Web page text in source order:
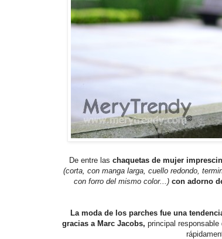
De entre las chaquetas de mujer
(corta, con manga larga, cuello redondo,
con forro del mismo color...) con adorno
La moda de los parches fue una
gracias a Marc Jacobs, principal